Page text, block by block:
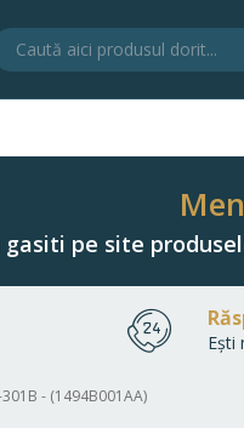
pe site
Ești
- (1494B001AA)